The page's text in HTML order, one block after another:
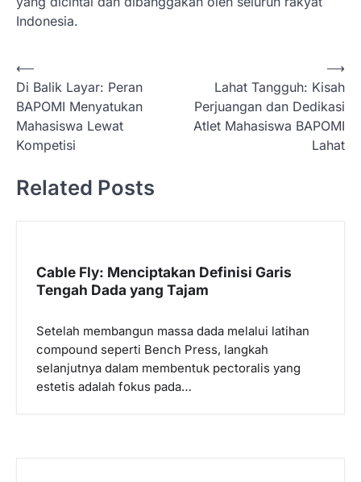
Indonesia.
N
a
v
i
a
⟵
Di Balik Layar: Peran
BAPOMI Menyatukan
Mahasiswa Lewat
Kompetisi
Lahat Tangguh: Kisah
Perjuangan dan Dedikasi
Atlet Mahasiswa BAPOMI
Lahat
⟶
Related Posts
Cable Fly: Menciptakan Definisi Garis
Tengah Dada yang Tajam
Setelah membangun massa dada melalui latihan
compound seperti Bench Press, langkah
selanjutnya dalam membentuk pectoralis yang
estetis adalah fokus pada…